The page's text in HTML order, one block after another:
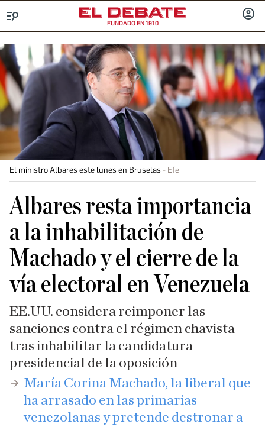
FUNDADO EN 1910
El ministro Albares este lunes en Bruselas Efe
Albares resta importancia
a la inhabilitación de
Machado y el cierre de la
vía electoral en Venezuela
EE.UU. considera reimponer las
sanciones contra el régimen chavista
tras inhabilitar la candidatura
presidencial de la oposición
María Corina Machado, la liberal que
ha arrasado en las primarias
venezolanas y pretende destronar a